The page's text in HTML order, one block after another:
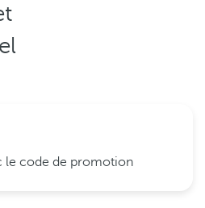
le code de promotion